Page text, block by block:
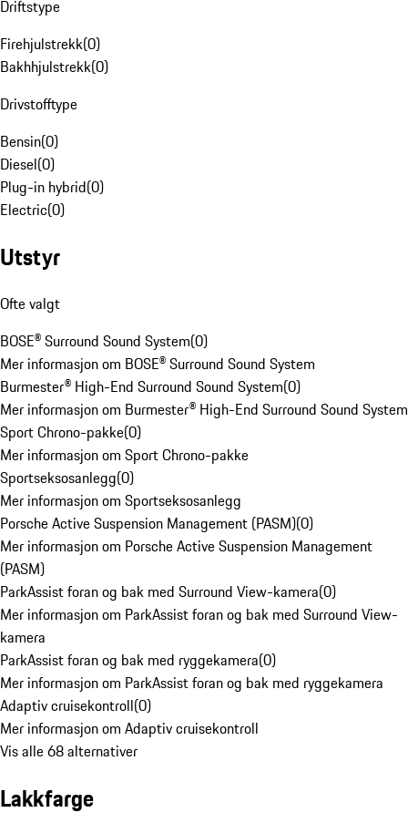
Driftstype
Firehjulstrekk(0)
Bakhhjulstrekk(0)
Drivstofftype
Bensin(0)
Diesel(0)
Plug-in hybrid(0)
Electric(0)
Utstyr
Ofte valgt
BOSE® Surround Sound System(0)
Mer informasjon om BOSE® Surround Sound System
Burmester® High-End Surround Sound System(0)
Mer informasjon om Burmester® High-End Surround Sound System
Sport Chrono-pakke(0)
Mer informasjon om Sport Chrono-pakke
Sportseksosanlegg(0)
Mer informasjon om Sportseksosanlegg
Porsche Active Suspension Management (PASM)(0)
Mer informasjon om Porsche Active Suspension Management
(PASM)
ParkAssist foran og bak med Surround View-kamera(0)
Mer informasjon om ParkAssist foran og bak med Surround View-
kamera
ParkAssist foran og bak med ryggekamera(0)
Mer informasjon om ParkAssist foran og bak med ryggekamera
Adaptiv cruisekontroll(0)
Mer informasjon om Adaptiv cruisekontroll
Vis alle 68 alternativer
Lakkfarge